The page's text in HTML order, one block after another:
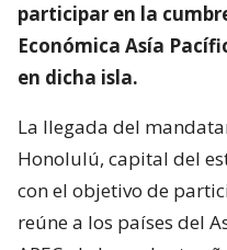
participar en la
Económica Asía
en dicha isla.
La llegada del
Honolulú, capital del
con el objetivo de
reúne a los países del